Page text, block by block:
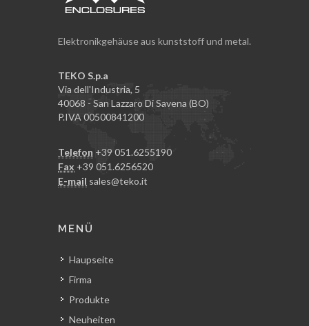
Elektronikgehäuse aus kunststoff und metal.
TEKO S.p.a
Via dell'Industria, 5
40068 - San Lazzaro Di Savena (BO)
P.IVA 00500841200
Telefon +39 051.6255190
Fax +39 051.6256520
E-mail sales@teko.it
MENÜ
Haupseite
Firma
Produkte
Neuheiten